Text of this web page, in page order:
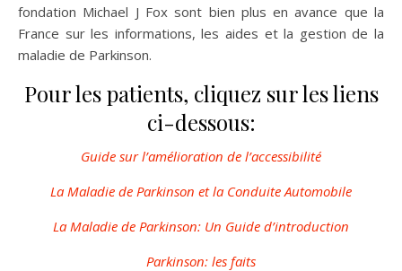
fondation Michael J Fox sont bien plus en avance que la
France sur les informations, les aides et la gestion de la
maladie de Parkinson.
Pour les patients, cliquez sur les liens
ci-dessous:
Guide sur l’amélioration de l’accessibilité
La Maladie de Parkinson et la Conduite Automobile
La Maladie de Parkinson: Un Guide d’introduction
Parkinson: les faits